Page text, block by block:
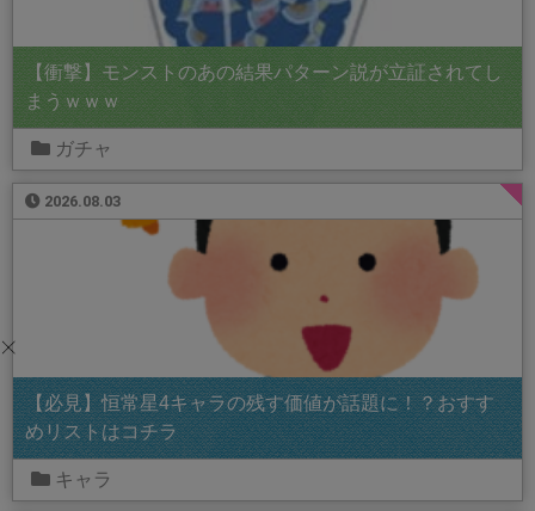
【衝撃】モンストのあの結果パターン説が立証されてし
まうｗｗｗ
ガチャ
2026.08.03
【必見】恒常星4キャラの残す価値が話題に！？おすす
めリストはコチラ
キャラ